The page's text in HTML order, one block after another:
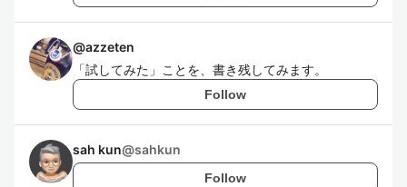
@azzeten
「試してみた」ことを、書き残してみます。
Follow
sah kun@sahkun
Follow